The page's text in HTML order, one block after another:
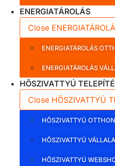
ENERGIATÁROLÁS
Close
ENERGIATÁROLÁS
ENERGIATÁROLÁS
HŐSZIVATTYÚ
Close HŐSZIVATTYÚ
HŐSZIVATTYÚ
HŐSZIVATTYÚ
HŐSZIVATTYÚ